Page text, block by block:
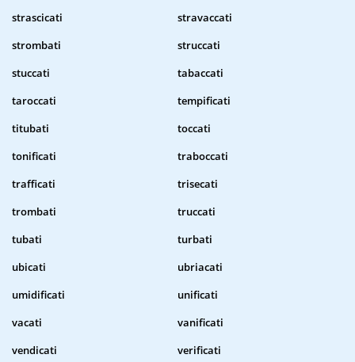
strascicati
stravaccati
strombati
struccati
stuccati
tabaccati
taroccati
tempificati
titubati
toccati
tonificati
traboccati
trafficati
trisecati
trombati
truccati
tubati
turbati
ubicati
ubriacati
umidificati
unificati
vacati
vanificati
vendicati
verificati